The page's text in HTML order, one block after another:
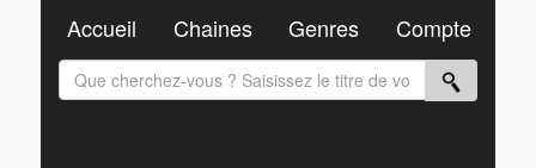
Accueil Chaines Genres Compte